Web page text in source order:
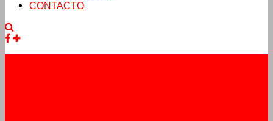
CONTACTO